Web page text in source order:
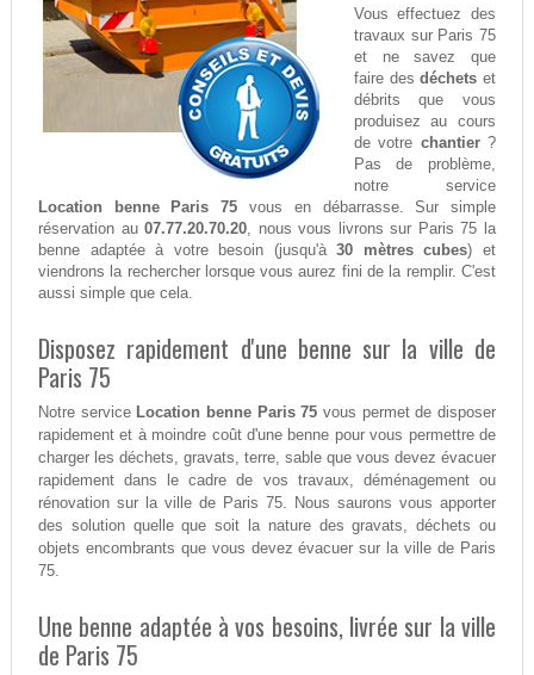
Vous effectuez des
travaux sur Paris 75
et ne savez que
faire desdéchets et
débrits que vous
produisez au cours
de votre chantier?
Pas de problème,
notre service
Location benne Paris 75 vous en débarrasse. Sur simple
réservation au07.77.20.70.20, nous vous livrons sur Paris 75 la
benne adaptée à votre besoin (jusqu'à30 mètres cubes) et
viendrons la rechercher lorsque vous aurez fini de la remplir. C'est
aussi simple que cela.
Disposez rapidement d'une benne sur la ville de
Paris 75
Notre service Location benne Paris 75 vous permet de disposer
rapidement et à moindre coût d'une benne pour vous permettre de
charger les déchets, gravats, terre, sable que vous devez évacuer
rapidement dans le cadre de vos travaux, déménagement ou
rénovation sur la ville de Paris 75. Nous saurons vous apporter
des solution quelle que soit la nature des gravats, déchets ou
objets encombrants que vous devez évacuer sur la ville de Paris
75.
Une benne adaptée à vos besoins, livrée sur la ville
de Paris 75